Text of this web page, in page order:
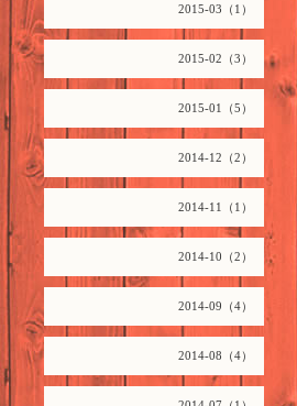
2015-03（1）
2015-02（3）
2015-01（5）
2014-12（2）
2014-11（1）
2014-10（2）
2014-09（4）
2014-08（4）